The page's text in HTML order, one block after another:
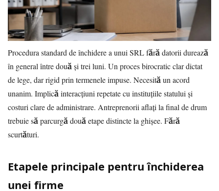
Procedura standard de închidere a unui SRL fără datorii durează
în general între două și trei luni. Un proces birocratic clar dictat
de lege, dar rigid prin termenele impuse. Necesită un acord
unanim. Implică interacțiuni repetate cu instituțiile statului și
costuri clare de administrare. Antreprenorii aflați la final de drum
trebuie să parcurgă două etape distincte la ghișee. Fără
scurtături.
Etapele principale pentru închiderea
unei firme